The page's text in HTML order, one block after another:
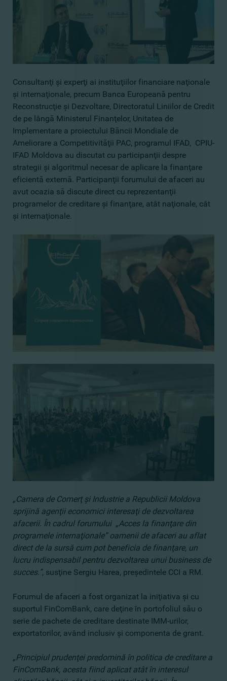
Consultanţi şi experţi ai instituţiilor financiare naţionale
şi internaţionale, precum Banca Europeană pentru
Reconstrucţie şi Dezvoltare, Directoratul Liniilor de Credit
de pe lângă Ministerul Finanţelor, Unitatea de
Implementare a proiectului Băncii Mondiale de
Ameliorare a Competitivităţii PAC, programul IFAD, CPIU-
IFAD Moldova au discutat cu participanţii despre
strategii şi algoritmul necesar de aplicare la finanţare
eficientă externă. Participanţii forumului de afaceri au
avut ocazia să discute direct cu reprezentanţii
programelor de creditare şi finanţare, atât naţionale, cât
şi internaţionale.
„Camera de Comerţ şi Industrie a Republicii Moldova
sprijină agenţii economici interesaţi de dezvoltarea
afacerii. În cadrul forumului „Acces la finanţare din
programele internaţionale” oamenii de afaceri au aflat
direct de la sursă cum pot beneficia de finanţare, un
lucru indispensabil pentru dezvoltarea unui business de
succes.”, susţine Sergiu Harea, preşedintele CCI a RM.
Forumul de afaceri a fost organizat la iniţiativa şi cu
suportul FinComBank, care deţine în portofoliul său o
serie de pachete de creditare destinate IMM-urilor,
exportatorilor, având inclusiv şi componenta de grant.
„Principiul prudenţei predomină în politica de creditare a
FinComBank, acesta fiind aplicat atât în interesul